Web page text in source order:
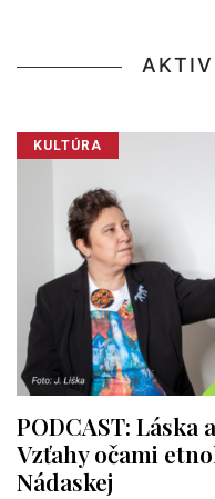
KULTÚRA
PODCAST:
Vzťahy očami
Nádaskej